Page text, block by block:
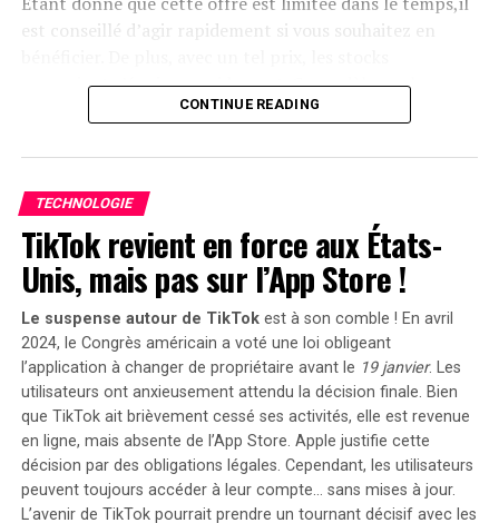
Pour un retour en arrière, considérez les sujets passés à
gauche qui n’ont pas été abordés depuis janvier 2022 :
George Floyd
Immunité collective
Diffusion stable
Anticorps
Guerre Russie-Ukraine
iOS 14
Ventura
Freenode
Échec bancaire
Canal de Suez
Midjourney
Wallstreetbets
Gel des embauches
Hydroxychloroquine
Alliance FIDO
Taux d’infection
Crise du coût de la vie
« early bird » sera active du20 janvier au 23 février
2025, permettant aux acheteurs intéressés d’acquérir
également un compteur Anker SOLIX Smart offert pour
chaque commande passée durant cette période spéciale.
le Solarbank 2 AC représente une avancée significative
dans le domaine du stockage énergétique domestique
grâce à ses caractéristiques techniques avancées et son
engagement envers la durabilité environnementale.
est conseillé d’agir rapidement si vous souhaitez en
pourraient s’épuiser rapidement. Ce modèle se classe
parmi les meilleures ventes sur Amazon avec plus de
Profitez des offres sur Amazon
Amazon propose également lalivraison gratuiteet
rapide pour cet article qui bénéficie d’une garantie de
deux ans. En outre, il existe une option de paiement
échelonné en quatre fois sans frais sur ce modèle. Enfin,
sachez que vous avez la possibilité de changer d’avis et
retourner le produit gratuitement dans un délai de 30
jours afin d’obtenir unremboursement intégral.
Moulinex Easy Fry Max : cuisinez
sainement pour toute la famille
CONTINUE READING
TECHNOLOGIE
TikTok revient en force aux États-
Unis, mais pas sur l’App Store !
Le suspense autour de TikTokest à son comble ! En avril
2024, le Congrès américain a voté une loi obligeant
l’application à changer de propriétaire avant le 19 janvier. Les
utilisateurs ont anxieusement attendu la décision finale. Bien
que TikTok ait brièvement cessé ses activités, elle est revenue
en ligne, mais absente de l’App Store. Apple justifie cette
décision par des obligations légales. Cependant, les utilisateurs
peuvent toujours accéder à leur compte… sans mises à jour.
L’avenir de TikTok pourrait prendre un tournant décisif avec les